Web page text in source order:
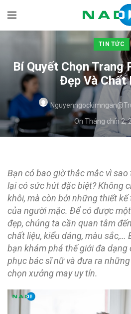
TIN TỨC
Bí Quyết Chọn Trang
Đẹp Và Chất
On Tháng chín 2,
Bạn có bao giờ thắc mắc vì
lại có sức hút đặc biệt? Không
khôi, mà còn bởi những thiết kế
của người mặc. Để có được
đẹp, chúng ta cần quan tâm
chất liệu, kiểu dáng, màu sắc,…
bạn khám phá thế giới đa
phục bác sĩ nữ và đưa ra
chọn xưởng may uy tín.